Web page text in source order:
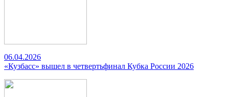
06.04.2026
«Кузбасс» вышел в четвертьфинал Кубка России 2026